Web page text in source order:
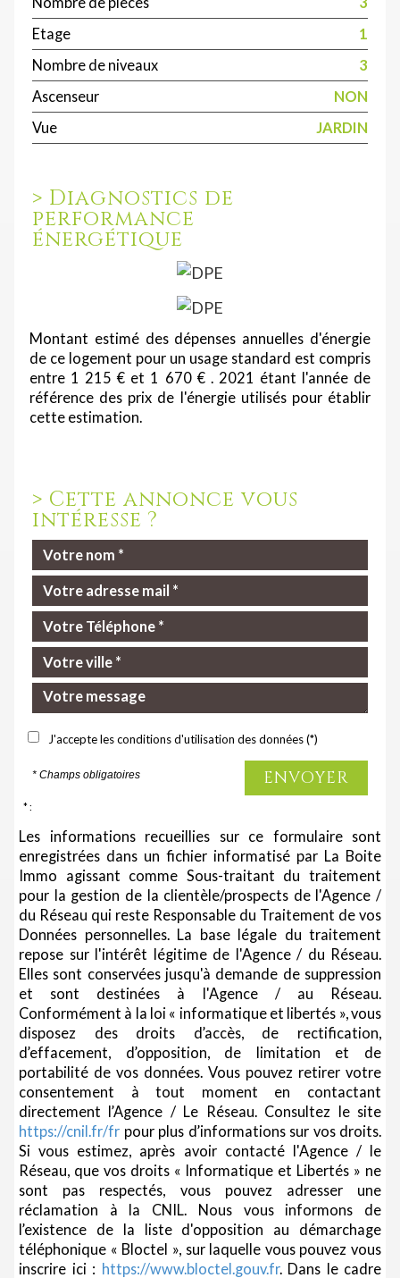
Etage
1
Nombre de niveaux
3
Ascenseur
NON
Vue
JARDIN
> Diagnostics de
performance
énergétique
Montant estimé des dépenses annuelles d'énergie
de ce logement pour un usage standard est compris
entre 1 215 € et 1 670 € . 2021 étant l'année de
référence des prix de l'énergie utilisés pour établir
cette estimation.
> Cette annonce vous
intéresse ?
J'accepte les conditions d'utilisation des données (*)
* Champs obligatoires ENVOYER
* :
Les informations recueillies sur ce formulaire sont
enregistrées dans un fichier informatisé par La Boite
Immo agissant comme Sous-traitant du traitement
pour la gestion de la clientèle/prospects de l'Agence /
du Réseau qui reste Responsable du Traitement de vos
Données personnelles. La base légale du traitement
repose sur l'intérêt légitime de l'Agence / du Réseau.
Elles sont conservées jusqu'à demande de suppression
et sont destinées à l'Agence / au Réseau.
Conformément à la loi « informatique et libertés », vous
disposez des droits d’accès, de rectification,
d’effacement, d’opposition, de limitation et de
portabilité de vos données. Vous pouvez retirer votre
consentement à tout moment en contactant
directement l’Agence / Le Réseau. Consultez le site
https://cnil.fr/fr pour plus d’informations sur vos droits.
Si vous estimez, après avoir contacté l'Agence / le
Réseau, que vos droits « Informatique et Libertés » ne
sont pas respectés, vous pouvez adresser une
réclamation à la CNIL. Nous vous informons de
l’existence de la liste d'opposition au démarchage
téléphonique « Bloctel », sur laquelle vous pouvez vous
inscrire ici : https://www.bloctel.gouv.fr. Dans le cadre